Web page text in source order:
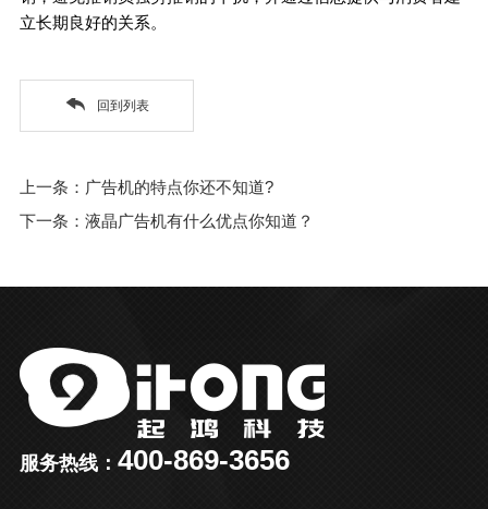
立长期良好的关系。
回到列表
上一条：广告机的特点你还不知道?
下一条：液晶广告机有什么优点你知道？
服务热线： 400-869-3656